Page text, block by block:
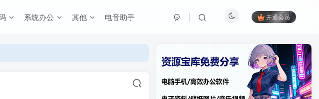
系统办公 其他 电音助手 开通会员